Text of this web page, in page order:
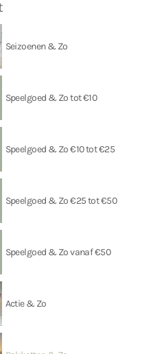
Seizoenen & Zo
Speelgoed & Zo tot €10
Speelgoed & Zo €10 tot €25
Speelgoed & Zo €25 tot €50
Speelgoed & Zo vanaf €50
Actie & Zo